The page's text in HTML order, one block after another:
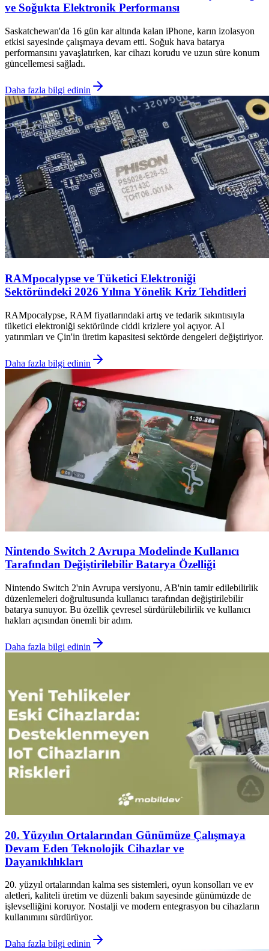
ve Soğukta Elektronik Performansı
Saskatchewan'da 16 gün kar altında kalan iPhone, karın izolasyon
etkisi sayesinde çalışmaya devam etti. Soğuk hava batarya
performansını yavaşlatırken, kar cihazı korudu ve uzun süre konum
güncellemesi sağladı.
Daha fazla bilgi edinin
RAMpocalypse ve Tüketici Elektroniği
Sektöründeki 2026 Yılına Yönelik Kriz Tehditleri
RAMpocalypse, RAM fiyatlarındaki artış ve tedarik sıkıntısıyla
tüketici elektroniği sektöründe ciddi krizlere yol açıyor. AI
yatırımları ve Çin'in üretim kapasitesi sektörde dengeleri değiştiriyor.
Daha fazla bilgi edinin
Nintendo Switch 2 Avrupa Modelinde Kullanıcı
Tarafından Değiştirilebilir Batarya Özelliği
Nintendo Switch 2'nin Avrupa versiyonu, AB'nin tamir edilebilirlik
düzenlemeleri doğrultusunda kullanıcı tarafından değiştirilebilir
batarya sunuyor. Bu özellik çevresel sürdürülebilirlik ve kullanıcı
hakları açısından önemli bir adım.
Daha fazla bilgi edinin
20. Yüzyılın Ortalarından Günümüze Çalışmaya
Devam Eden Teknolojik Cihazlar ve
Dayanıklılıkları
20. yüzyıl ortalarından kalma ses sistemleri, oyun konsolları ve ev
aletleri, kaliteli üretim ve düzenli bakım sayesinde günümüzde de
işlevselliğini koruyor. Nostalji ve modern entegrasyon bu cihazların
kullanımını sürdürüyor.
Daha fazla bilgi edinin